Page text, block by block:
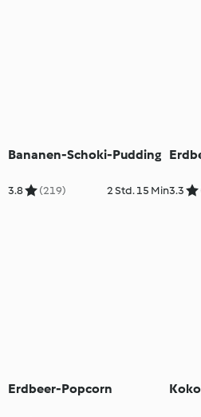
Bananen-Schoki-Pudding
3.8 (219) 2 Std. 15 Min3.3
Erdbeer-Popcorn